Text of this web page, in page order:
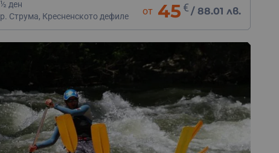
½ ден
р. Струма, Кресненското дефиле
от 45 € /88.01 лв.